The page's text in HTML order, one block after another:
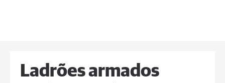
Ladrões armados